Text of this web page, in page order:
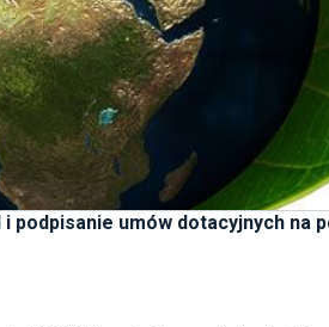
i podpisanie umów dotacyjnych